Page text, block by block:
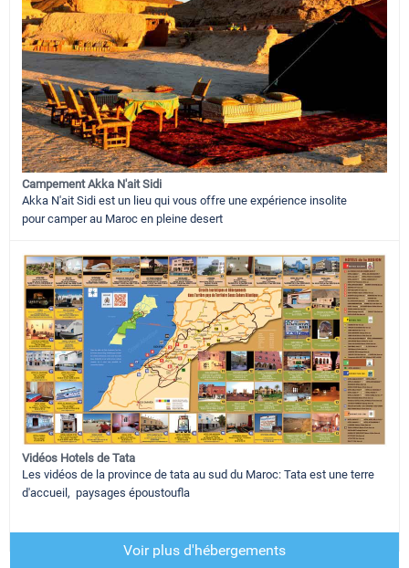
Campement Akka N'ait Sidi
Akka N'ait Sidi est un lieu qui vous offre une expérience insolite
pour camper au Maroc en pleine desert
Vidéos Hotels de Tata
Les vidéos de la province de tata au sud du Maroc: Tata est une terre
d'accueil, paysages époustoufla
Voir plus d'hébergements